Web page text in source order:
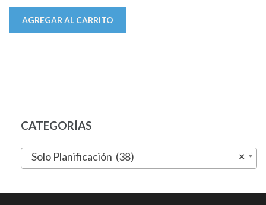
precio
original
precio
actual
AGREGAR AL CARRITO
CATEGORÍAS
×
Solo Planificación (38)